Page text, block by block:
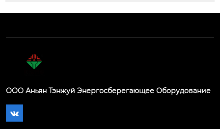
ООО Аньян Тэнжуй Энергосберегающее Оборудование
